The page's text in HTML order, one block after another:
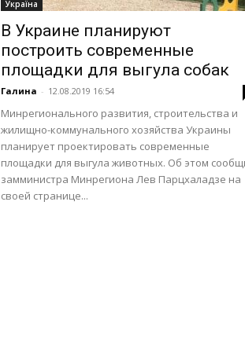
Україна
В Украине планируют
построить современные
площадки для выгула собак
Галина - 12.08.2019 16:54
Минрегионального развития, строительства и
жилищно-коммунального хозяйства Украины
планирует проектировать современные
площадки для выгула животных. Об этом
замминистра Минрегиона Лев Парцхаладзе на
своей странице...